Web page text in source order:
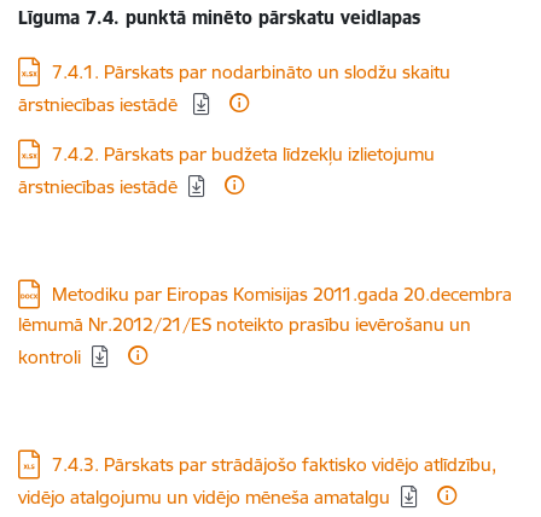
Līguma 7.4. punktā minēto pārskatu veidlapas
Lejupielādēt:
7.4.1. Pārskats par nodarbināto un slodžu skaitu
ārstniecības iestādē
Lejupielādēt:
7.4.2. Pārskats par budžeta līdzekļu izlietojumu
ārstniecības iestādē
Lejupielādēt:
Metodiku par Eiropas Komisijas 2011.gada 20.decembra
lēmumā Nr.2012/21/ES noteikto prasību ievērošanu un
kontroli
Lejupielādēt:
7.4.3. Pārskats par strādājošo faktisko vidējo atlīdzību,
vidējo atalgojumu un vidējo mēneša amatalgu